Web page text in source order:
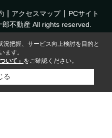
アクセスマップ
PCサイト
不動産 All rights reserved.
把握、サービス向上検討を目的と
ます。
いて」 をご確認ください。
る